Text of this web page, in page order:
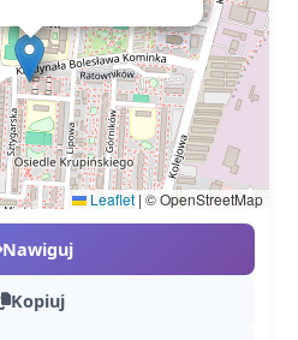
Leaflet |© OpenStreetMap
Nawiguj
Kopiuj